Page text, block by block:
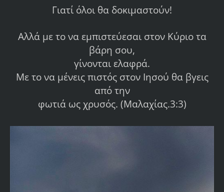
Γιατί όλοι θα δοκιμαστούν!
Αλλά με το να εμπιστεύεσαι στον Κύριο τα
βάρη σου,
γίνονται ελαφρά.
Με το να μένεις πιστός στον Ιησού θα βγεις
από την
φωτιά ως χρυσός. (Μαλαχίας.3:3)